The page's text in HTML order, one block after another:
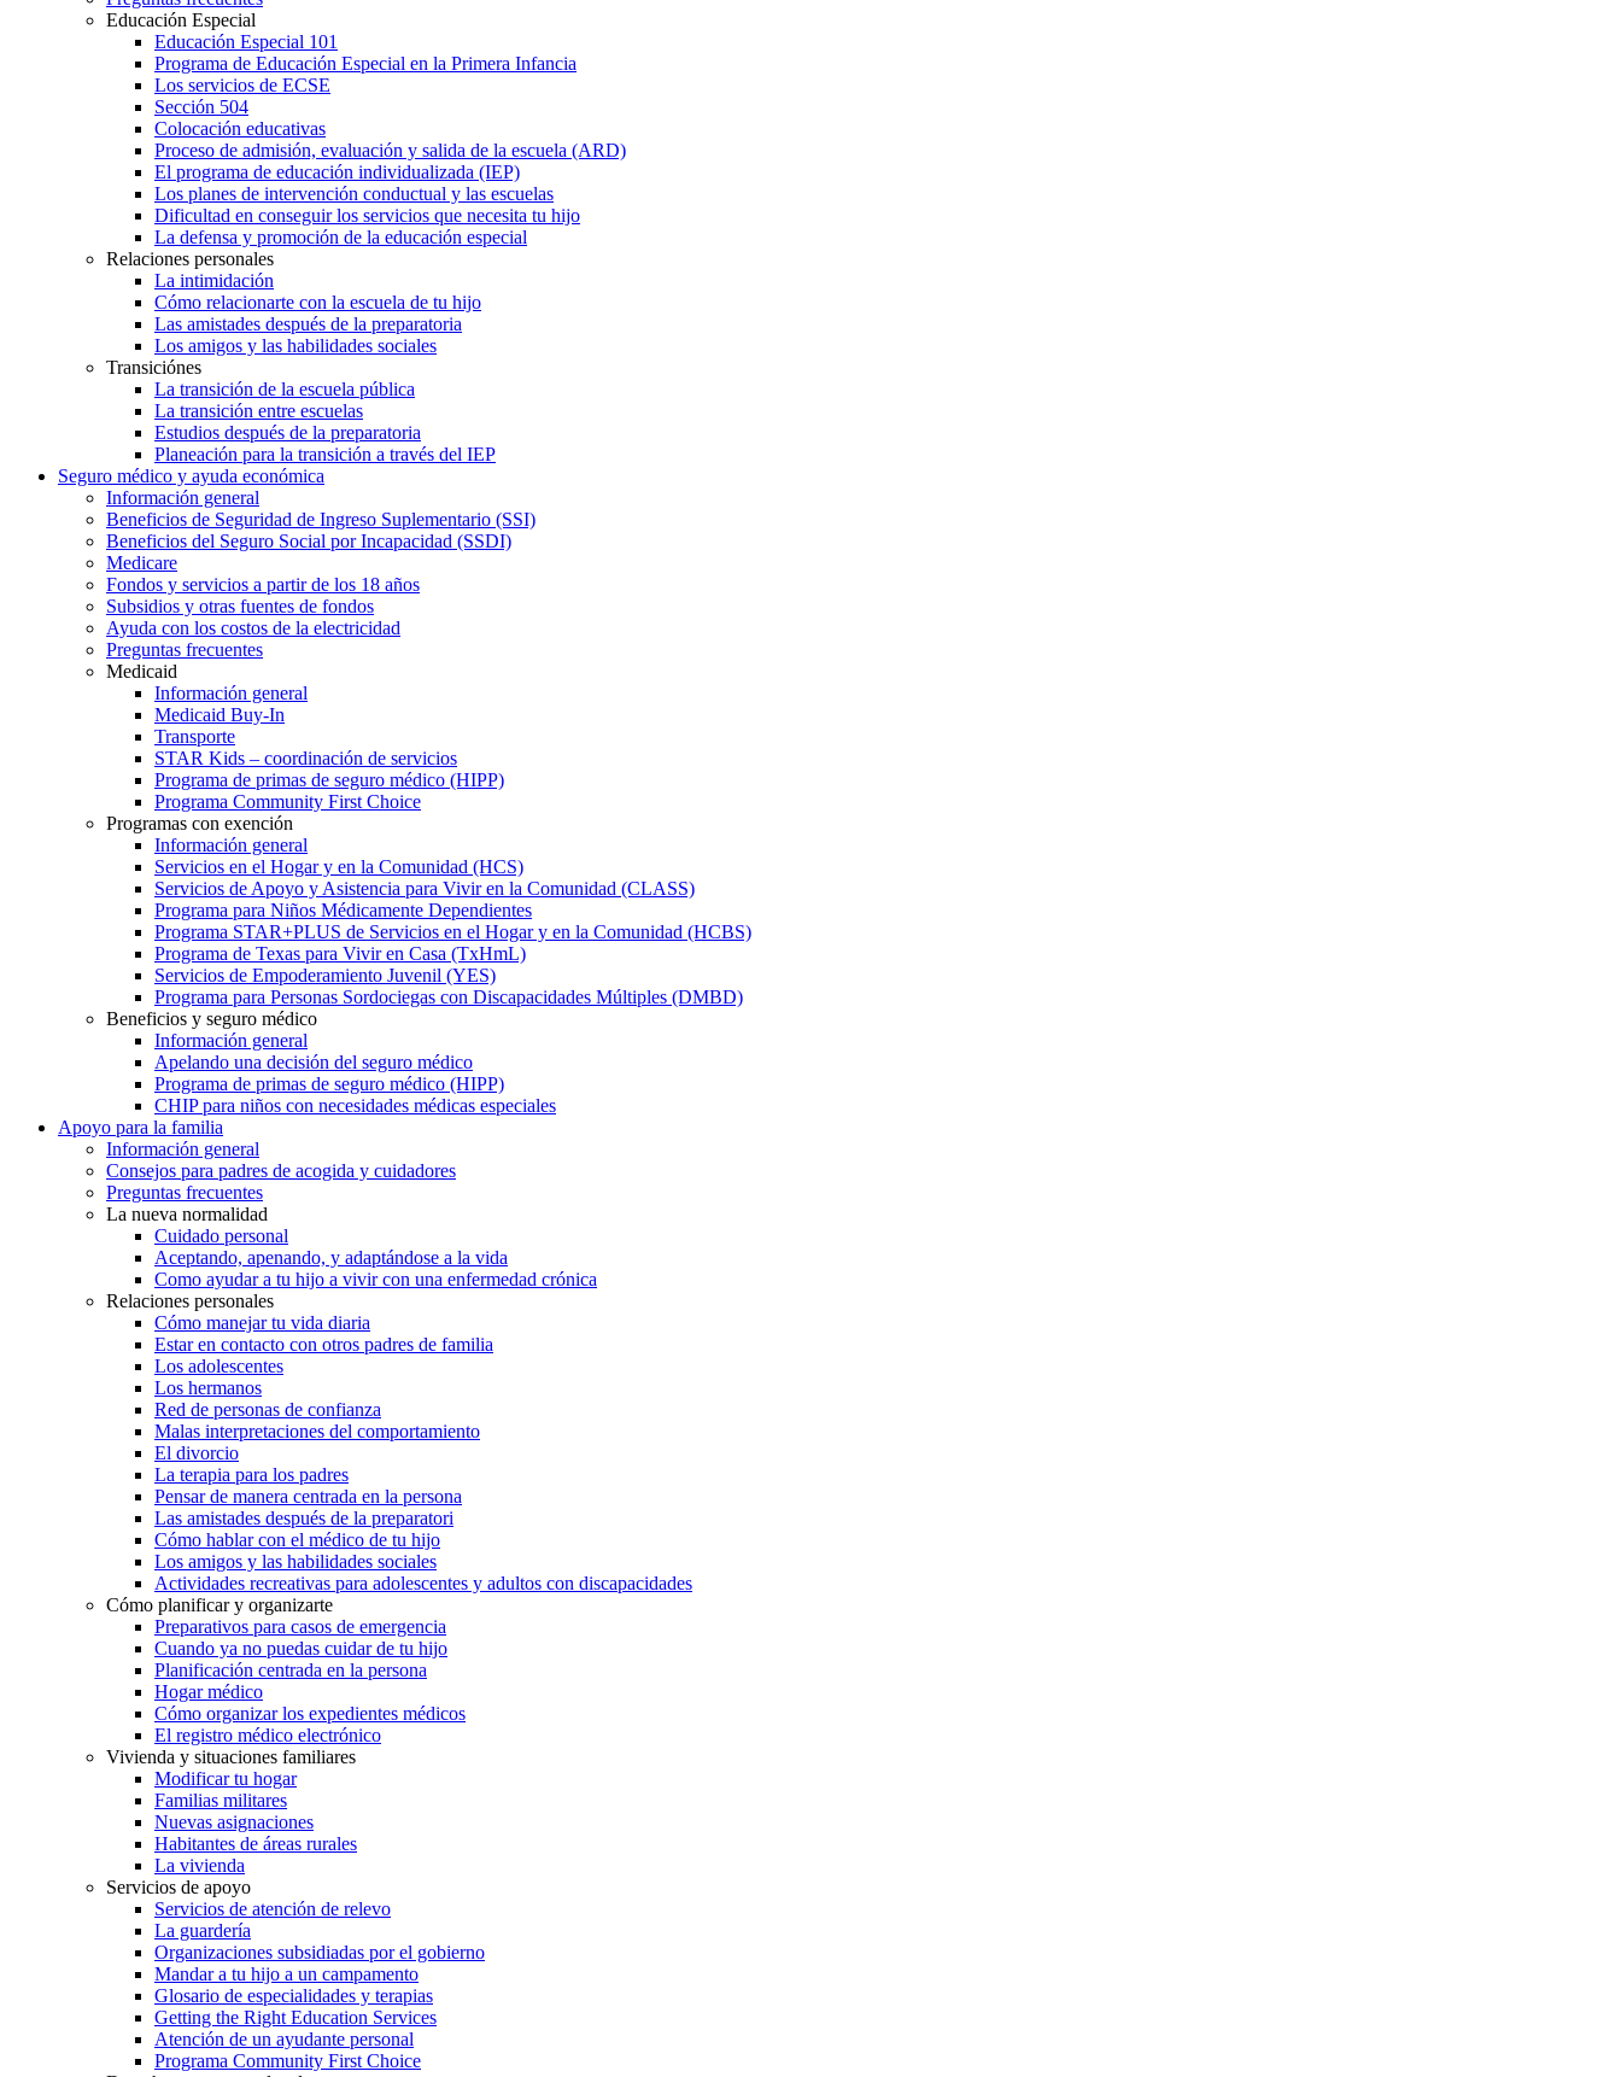
Educación Especial
Educación Especial 101
Programa de Educación Especial en la Primera Infancia
Los servicios de ECSE
Sección 504
Colocación educativas
Proceso de admisión, evaluación y salida de la escuela (ARD)
El programa de educación individualizada (IEP)
Los planes de intervención conductual y las escuelas
Dificultad en conseguir los servicios que necesita tu hijo
La defensa y promoción de la educación especial
Relaciones personales
La intimidación
Cómo relacionarte con la escuela de tu hijo
Las amistades después de la preparatoria
Los amigos y las habilidades sociales
Transiciónes
La transición de la escuela pública
La transición entre escuelas
Estudios después de la preparatoria
Planeación para la transición a través del IEP
Seguro médico y ayuda económica
Información general
Beneficios de Seguridad de Ingreso Suplementario (SSI)
Beneficios del Seguro Social por Incapacidad (SSDI)
Medicare
Fondos y servicios a partir de los 18 años
Subsidios y otras fuentes de fondos
Ayuda con los costos de la electricidad
Preguntas frecuentes
Medicaid
Información general
Medicaid Buy-In
Transporte
STAR Kids – coordinación de servicios
Programa de primas de seguro médico (HIPP)
Programa Community First Choice
Programas con exención
Información general
Servicios en el Hogar y en la Comunidad (HCS)
Servicios de Apoyo y Asistencia para Vivir en la Comunidad (CLASS)
Programa para Niños Médicamente Dependientes
Programa STAR+PLUS de Servicios en el Hogar y en la Comunidad (HCBS)
Programa de Texas para Vivir en Casa (TxHmL)
Servicios de Empoderamiento Juvenil (YES)
Programa para Personas Sordociegas con Discapacidades Múltiples (DMBD)
Beneficios y seguro médico
Información general
Apelando una decisión del seguro médico
Programa de primas de seguro médico (HIPP)
CHIP para niños con necesidades médicas especiales
Apoyo para la familia
Información general
Consejos para padres de acogida y cuidadores
Preguntas frecuentes
La nueva normalidad
Cuidado personal
Aceptando, apenando, y adaptándose a la vida
Como ayudar a tu hijo a vivir con una enfermedad crónica
Relaciones personales
Cómo manejar tu vida diaria
Estar en contacto con otros padres de familia
Los adolescentes
Los hermanos
Red de personas de confianza
Malas interpretaciones del comportamiento
El divorcio
La terapia para los padres
Pensar de manera centrada en la persona
Las amistades después de la preparatori
Cómo hablar con el médico de tu hijo
Los amigos y las habilidades sociales
Actividades recreativas para adolescentes y adultos con discapacidades
Cómo planificar y organizarte
Preparativos para casos de emergencia
Cuando ya no puedas cuidar de tu hijo
Planificación centrada en la persona
Hogar médico
Cómo organizar los expedientes médicos
El registro médico electrónico
Vivienda y situaciones familiares
Modificar tu hogar
Familias militares
Nuevas asignaciones
Habitantes de áreas rurales
La vivienda
Servicios de apoyo
Servicios de atención de relevo
La guardería
Organizaciones subsidiadas por el gobierno
Mandar a tu hijo a un campamento
Glosario de especialidades y terapias
Getting the Right Education Services
Atención de un ayudante personal
Programa Community First Choice